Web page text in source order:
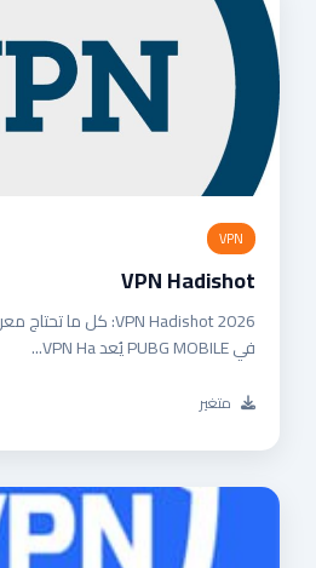
VPN
VPN Hadishot
في PUBG MOBILE يُعد VPN Ha...
متغير